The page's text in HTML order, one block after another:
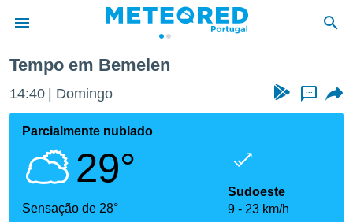
da
foi
fornecidas
a este
Tempo em Bemelen
14:40 Domingo ...
Parcialmente nublado
29°
Sensação de 28°
Sudoeste
9
23 km/h